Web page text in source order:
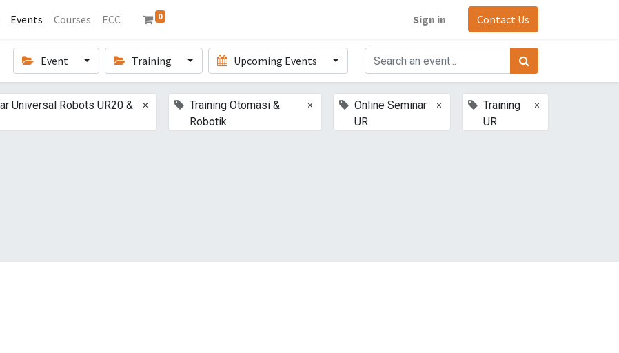
Events Courses ECC 0 Sign in Contact Us
Event Training Upcoming Events
Universal Robots UR20 &
×
Training Otomasi &
Robotik
×
Online Seminar
UR
×
Training
UR
×